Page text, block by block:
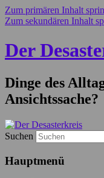
Zum primären Inhalt
Zum sekundären Inhalt
Der
Dinge des
Ansichtssache?
Suchen
Hauptmenü